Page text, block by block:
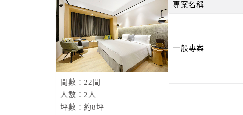
間數：22間
人數：2人
坪數：約8坪
專案名稱
一般專案